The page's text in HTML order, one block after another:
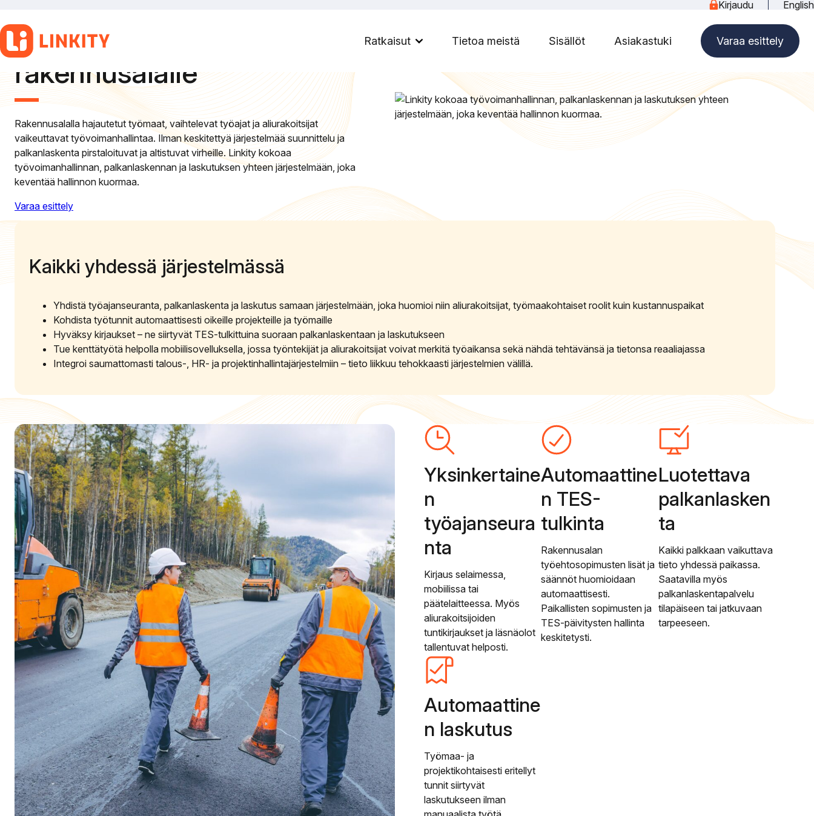
Kirjaudu English
Ratkaisut Tietoa meistä Sisällöt Asiakastuki Varaa esittely
sisältöön
Kehittynyt työajanseuranta
ja palkanlaskenta
rakennusalalle
Rakennusalalla hajautetut työmaat, vaihtelevat työajat ja aliurakoitsijat
vaikeuttavat työvoimanhallintaa. Ilman keskitettyä järjestelmää suunnittelu ja
palkanlaskenta pirstaloituvat ja altistuvat virheille. Linkity kokoaa
työvoimanhallinnan, palkanlaskennan ja laskutuksen yhteen järjestelmään, joka
keventää hallinnon kuormaa.
Varaa esittely
Kaikki yhdessä järjestelmässä
Yhdistä työajanseuranta, palkanlaskenta ja laskutus samaan järjestelmään, joka huomioi niin aliurakoitsijat, työmaakohtaiset roolit kuin kustannuspaikat
Kohdista työtunnit automaattisesti oikeille projekteille ja työmaille
Hyväksy kirjaukset – ne siirtyvät TES-tulkittuina suoraan palkanlaskentaan ja laskutukseen
Tue kenttätyötä helpolla mobiilisovelluksella, jossa työntekijät ja aliurakoitsijat voivat merkitä työaikansa sekä nähdä tehtävänsä ja tietonsa reaaliajassa
Integroi saumattomasti talous-, HR- ja projektinhallintajärjestelmiin – tieto liikkuu tehokkaasti järjestelmien välillä.
Yksinkertaine
n
työajanseura
nta
Kirjaus selaimessa,
mobiilissa tai
päätelaitteessa. Myös
aliurakoitsijoiden
tuntikirjaukset ja läsnäolot
tallentuvat helposti.
Automaattine
n TES-
tulkinta
Rakennusalan
työehtosopimusten lisät ja
säännöt huomioidaan
automaattisesti.
Paikallisten sopimusten ja
TES-päivitysten hallinta
keskitetysti.
Luotettava
palkanlasken
ta
Kaikki palkkaan vaikuttava
tieto yhdessä paikassa.
Saatavilla myös
palkanlaskentapalvelu
tilapäiseen tai jatkuvaan
tarpeeseen.
Automaattine
n laskutus
Työmaa- ja
projektikohtaisesti eritellyt
tunnit siirtyvät
laskutukseen ilman